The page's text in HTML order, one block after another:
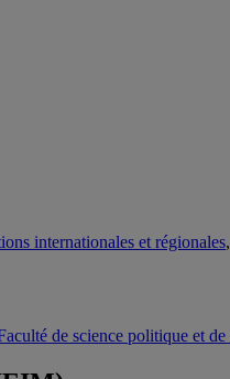
internationales et régionales,